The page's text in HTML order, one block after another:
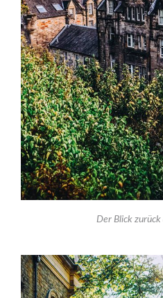
Der Blick zurück